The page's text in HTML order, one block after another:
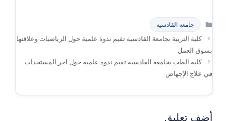
التصنيفات
جامعة القادسية
كلية التربية بجامعة القادسية تقيم ندوة علمية حول الرياضيات وعلاقتها
بسوق العمل
كلية الطب بجامعة القادسية تقيم ندوة علمية حول اخر المستجدات
في علاج الإجهاض
أضف تعليق